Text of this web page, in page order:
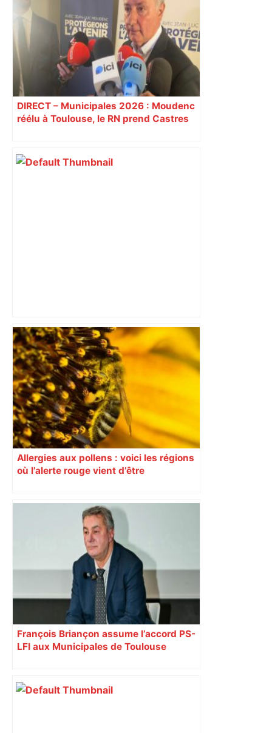
DIRECT – Municipales 2026 : Moudenc
réélu à Toulouse, le RN prend Castres
Vous pensiez que c’était comme une
voiture ? La vérité sur les avions qui
reculent – ici.fr
Allergies aux pollens : voici les régions
où l’alerte rouge vient d’être
François Briançon assume l’accord PS-
LFI aux Municipales de Toulouse